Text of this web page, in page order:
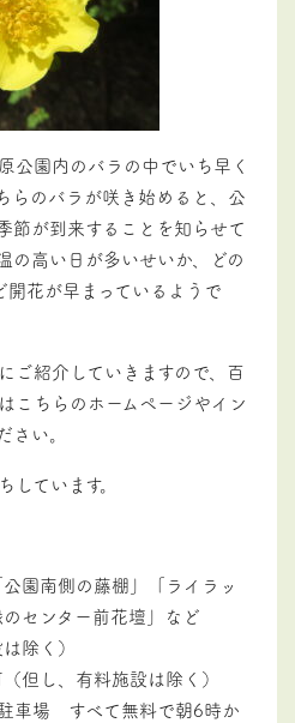
公園内のバラの中でいち早く
らのバラが咲き始めると、公
節が到来することを知らせて
の高い日が多いせいか、どの
花が早まっているようで
ご紹介していきますので、百
こちらのホームページやイン
い。
ています。
園南側の藤棚」「ライラッ
センター前花壇」など
除く）
但し、有料施設は除く）
車場 すべて無料で朝6時か